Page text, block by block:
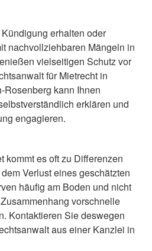
erhalten oder
nachvollziehbaren Mängeln in
vielseitigen Schutz vor
für Mietrecht in
kann Ihnen
erklären und
engagieren.
kommt es oft zu Differenzen
Verlust eines geschätzten
häufig am Boden und nicht
vorschnelle
Kontaktieren Sie deswegen
aus einer Kanzlei in